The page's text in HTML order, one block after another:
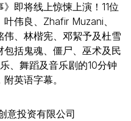
即将线上惊悚上演！11位
伟良、Zhafir Muzani、
、林楷宪、邓絜予及杜雪
括鬼魂、僵尸、巫术及民
、舞蹈及音乐剧的10分钟
英语字幕。
意投资有限公司